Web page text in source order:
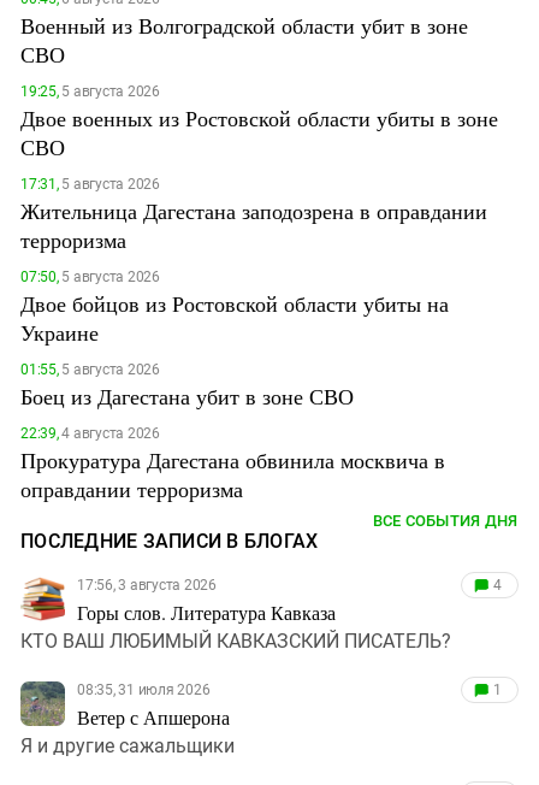
Военный из Волгоградской области убит в зоне
СВО
19:25,5 августа 2026
Двое военных из Ростовской области убиты в зоне
СВО
17:31,5 августа 2026
Жительница Дагестана заподозрена в оправдании
терроризма
07:50,5 августа 2026
Двое бойцов из Ростовской области убиты на
Украине
01:55,5 августа 2026
Боец из Дагестана убит в зоне СВО
22:39,4 августа 2026
Прокуратура Дагестана обвинила москвича в
оправдании терроризма
ВСЕ СОБЫТИЯ ДНЯ
ПОСЛЕДНИЕ ЗАПИСИ В БЛОГАХ
17:56, 3 августа 2026
Горы слов. Литература Кавказа
4
КТО ВАШ ЛЮБИМЫЙ КАВКАЗСКИЙ ПИСАТЕЛЬ?
08:35, 31 июля 2026
Ветер с Апшерона
1
Я и другие сажальщики